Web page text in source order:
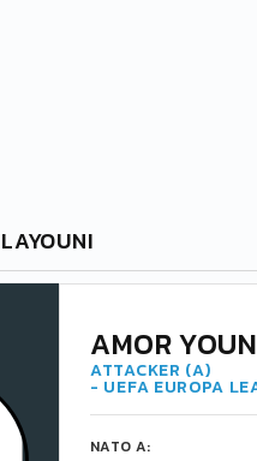
AMOR
ATTACKER (A)
- UEFA EUROPA
NATO A: